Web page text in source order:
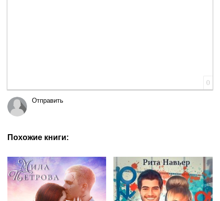
0
Отправить
Похожие книги: